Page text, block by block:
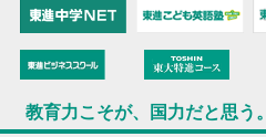
教育力こそが、国力だと思う。